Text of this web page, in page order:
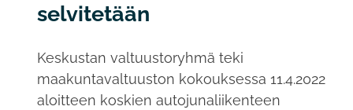
selvitetään
Keskustan valtuustoryhmä teki
maakuntavaltuuston kokouksessa 11.4.2022
aloitteen koskien autojunaliikenteen